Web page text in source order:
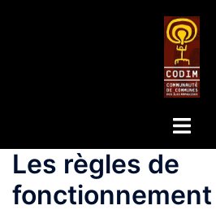
Les règles de
fonctionnement